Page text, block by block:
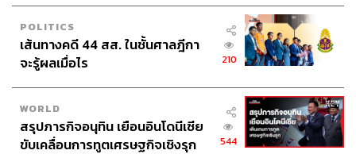
ศูนย์วิจัยกสิกรไทยจึงสรุปได้ว่า “แผนการกระตุ้นการบริโภค
ล่าสุดนั้นเน้นการปฏิรูปในระยะยาวมากกว่าการสนับสนุนให้
เกิดการบริโภคในระยะสั้น ผลจากมาตรการยังขึ้นอยู่กับราย
ละเอียดและเม็ดเงินในแต่ละโครงการเพิ่มเติม”
ภาพ:Gri-spb / Getty Images
POLITICS
เส้นทางคดี 44 สส. ในชั้นศาลฎีกา
จะรู้ผลเมื่อไร
210
WORLD
สรุปภารกิจอนุทิน เยือนอินโดนีเซีย
ขับเคลื่อนการทูตเศรษฐกิจเชิงรุก
544